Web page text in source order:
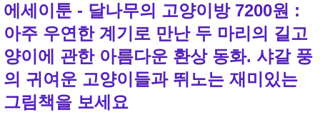
에세이툰 - 달나무의 고양이방 7200원 :
아주 우연한 계기로 만난 두 마리의 길고
양이에 관한 아름다운 환상 동화. 샤갈 풍
의 귀여운 고양이들과 뛰노는 재미있는
그림책을 보세요